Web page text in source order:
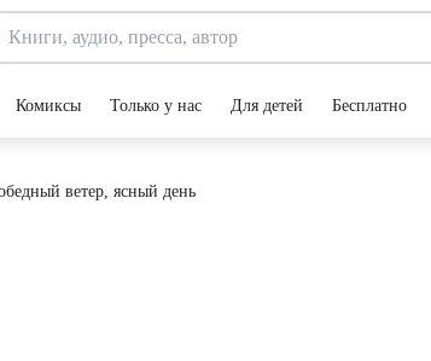
Комиксы Только у нас Для детей Бесплатно
ветер, ясный день